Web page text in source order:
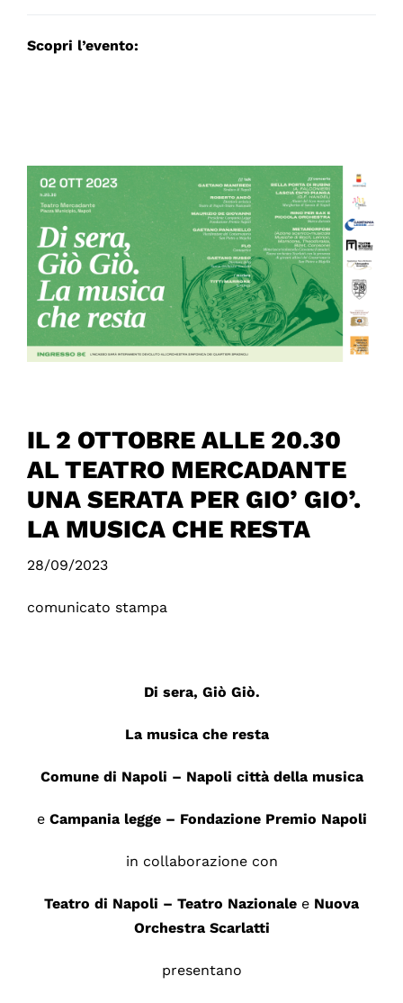
Scopri l’evento:
IL 2 OTTOBRE ALLE 20.30
AL TEATRO MERCADANTE
UNA SERATA PER GIO’ GIO’.
LA MUSICA CHE RESTA
28/09/2023
comunicato stampa
Di sera, Giò Giò.
La musica che resta
Comune di Napoli – Napoli città della musica
e Campania legge – Fondazione Premio Napoli
in collaborazione con
Teatro di Napoli – Teatro Nazionale e Nuova
Orchestra Scarlatti
presentano